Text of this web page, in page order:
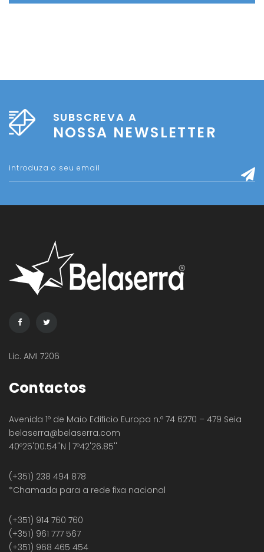
SUBSCREVA A
NOSSA NEWSLETTER
Lic. AMI 7206
Contactos
Avenida 1º de Maio Edificio Europa n.º 74 6270 – 479 Seia
belaserra@belaserra.com
40º25'00.54''N | 7º42'26.85''
(+351) 238 494 878
*Chamada para a rede fixa nacional
(+351) 914 760 760
(+351) 961 777 567
(+351) 968 465 454